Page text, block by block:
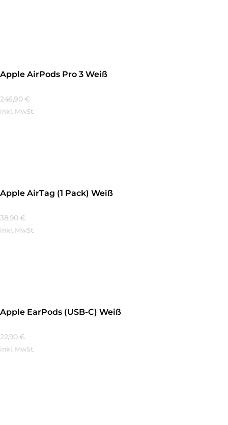
Apple AirPods Pro 3 Weiß
246,90 €
inkl. MwSt.
Apple AirTag (1 Pack) Weiß
38,90 €
inkl. MwSt.
Apple EarPods (USB-C) Weiß
22,90 €
inkl. MwSt.